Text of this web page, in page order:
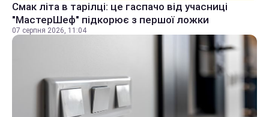
Смак літа в тарілці: це гаспачо від учасниці
"МастерШеф" підкорює з першої ложки
07 серпня 2026, 11:04